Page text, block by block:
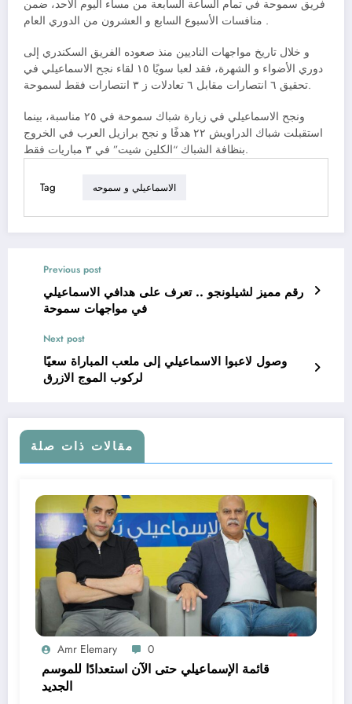
فريق سموحة في تمام الساعة السابعة من مساء اليوم الأحد، ضمن
منافسات الأسبوع السابع و العشرون من الدوري العام .
و خلال تاريخ مواجهات الناديين منذ صعوده الفريق السكندري إلى
دوري الأضواء و الشهرة، فقد لعبا سويًا ١٥ لقاء نجح الاسماعيلي في
تحقيق ٦ انتصارات مقابل ٦ تعادلات ز ٣ انتصارات فقط لسموحة.
ونجح الاسماعيلي في زيارة شباك سموحة في ٢٥ مناسبة، بينما
استقبلت شباك الدراويش ٢٢ هدفًا و نجح برازيل العرب في الخروج
بنظافة الشباك “الكلين شيت” في ٣ مباريات فقط.
Tag الاسماعيلي و سموحه
Previous post
رقم مميز لشيلونجو .. تعرف على هدافي الاسماعيلي
في مواجهات سموحة
Next post
وصول لاعبوا الاسماعيلي إلى ملعب المباراة سعيًا
لركوب الموج الازرق
مقالات ذات صلة
Amr Elemary 0
قائمة الإسماعيلي حتى الآن استعدادًا للموسم
الجديد